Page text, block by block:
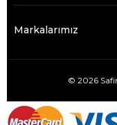
Markalarımız
© 2026